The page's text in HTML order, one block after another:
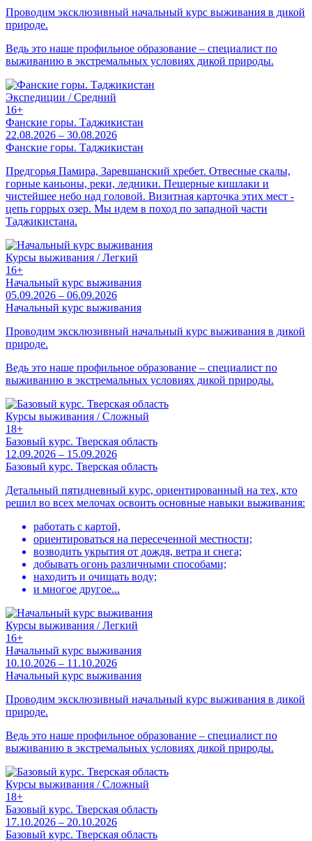
Проводим эксклюзивный начальный курс выживания в дикой
природе.
Ведь это наше профильное образование – специалист по
выживанию в экстремальных условиях дикой природы.
Экспедиции / Средний
16+
Фанские горы. Таджикистан
22.08.2026 – 30.08.2026
Фанские горы. Таджикистан
Предгорья Памира, Заревшанский хребет. Отвесные скалы,
горные каньоны, реки, ледники. Пещерные кишлаки и
чистейшее небо над головой. Визитная карточка этих мест -
цепь горрых озер. Мы идем в поход по западной части
Таджикистана.
Курсы выживания / Легкий
16+
Начальный курс выживания
05.09.2026 – 06.09.2026
Начальный курс выживания
Проводим эксклюзивный начальный курс выживания в дикой
природе.
Ведь это наше профильное образование – специалист по
выживанию в экстремальных условиях дикой природы.
Курсы выживания / Сложный
18+
Базовый курс. Тверская область
12.09.2026 – 15.09.2026
Базовый курс. Тверская область
Детальный пятидневный курс, ориентированный на тех, кто
решил во всех мелочах освоить основные навыки выживания:
работать с картой,
ориентироваться на пересеченной местности;
возводить укрытия от дождя, ветра и снега;
добывать огонь различными способами;
находить и очищать воду;
и многое другое...
Курсы выживания / Легкий
16+
Начальный курс выживания
10.10.2026 – 11.10.2026
Начальный курс выживания
Проводим эксклюзивный начальный курс выживания в дикой
природе.
Ведь это наше профильное образование – специалист по
выживанию в экстремальных условиях дикой природы.
Курсы выживания / Сложный
18+
Базовый курс. Тверская область
17.10.2026 – 20.10.2026
Базовый курс. Тверская область